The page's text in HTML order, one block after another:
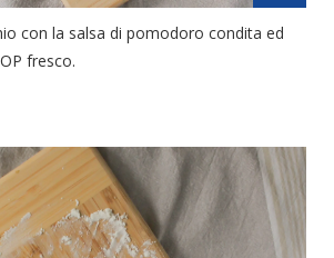
con la salsa di pomodoro condita ed
fresco.